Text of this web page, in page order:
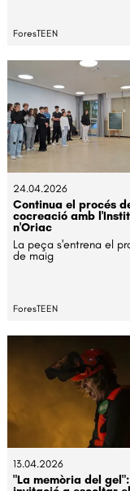
ForesTEEN
24.04.2026
Continua el procés
cocreació amb
n'Oriac
La peça s'entrena el
de maig
ForesTEEN
13.04.2026
"La memòria del